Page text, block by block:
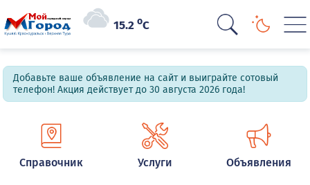
15.2oC
Добавьте ваше объявление на сайт и выиграйте сотовый
телефон! Акция действует до 30 августа 2026 года!
Справочник Услуги Объявления